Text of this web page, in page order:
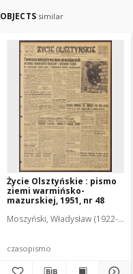
OBJECTS similar
Życie Olsztyńskie : pismo
ziemi warmińsko-
mazurskiej, 1951, nr 48
Moszyński, Władysław (1922-
czasopismo